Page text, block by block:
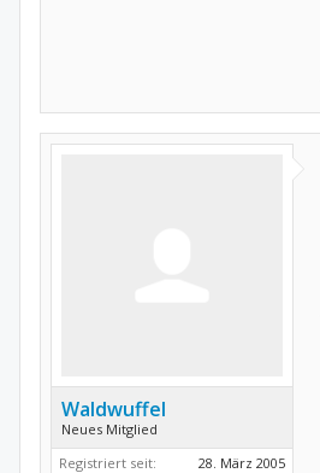
Waldwuffel
Neues Mitglied
Registriert seit:
28. März 2005